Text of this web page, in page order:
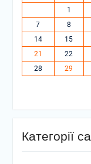
1
7
8
14
15
21
22
28
29
Категорії